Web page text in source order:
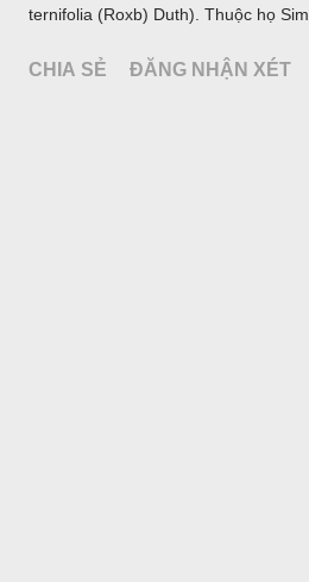
ternifolia (Roxb) Duth). Thuộc họ
CHIA SẺ ĐĂNG NHẬN XÉT